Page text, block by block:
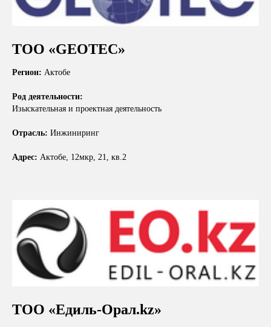
ТОО «GEOTEC»
Регион: Актобе
Род деятельности:
Изыскательная и проектная деятельность
Отрасль: Инжиниринг
Адрес: Актобе, 12мкр, 21, кв.2
ТОО «Едиль-Орал.kz»